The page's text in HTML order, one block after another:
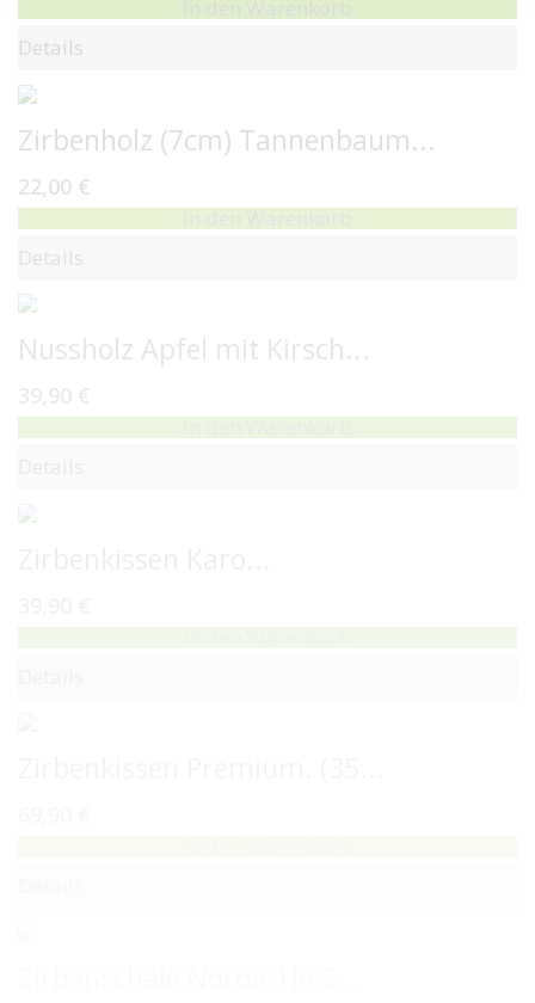
Details
Zirbenholz (7cm) Tannenbaum...
22,00 €
Details
Nussholz Apfel mit Kirsch...